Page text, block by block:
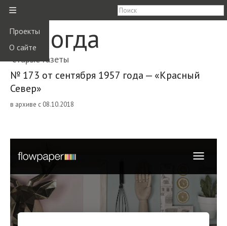
≡
Проекты
О сайте
Вологда
старые газеты
№ 173 от сентября 1957 года — «Красный
Север»
в архиве с 08.10.2018